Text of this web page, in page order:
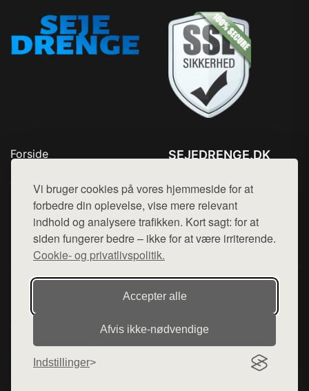
Vi bruger cookies på vores hjemmeside for at
forbedre din oplevelse, vise mere relevant
indhold og analysere trafikken. Kort sagt: for at
siden fungerer bedre – ikke for at være irriterende.
Cookie- og privatlivspolitik.
Accepter alle
Afvis ikke‑nødvendige
Indstillinger
Forside
Top Rabatter
Kontakt
SEJEDRENGE.DK
Mail: hej@want.dk
Cookie- og privatlivspolitik
Denne side er en del af want.dk, der udgiver en række
hjemmesider med præsentation af forskellige produkter fra
diverse webshops. Der sælges ikke varer fra denne side - vi
henviser til de shops, som sælger varen. Vi har heller ikke
varerne på lager.